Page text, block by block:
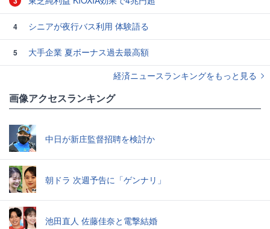
4 シニアが夜行バス利用 体験語る
5
大手企業 夏ボーナス過去最高額
経済ニュースランキングをもっと見る
画像アクセスランキング
中日が新庄監督招聘を検討か
朝ドラ 次週予告に「ゲンナリ」
池田直人 佐藤佳奈と電撃結婚